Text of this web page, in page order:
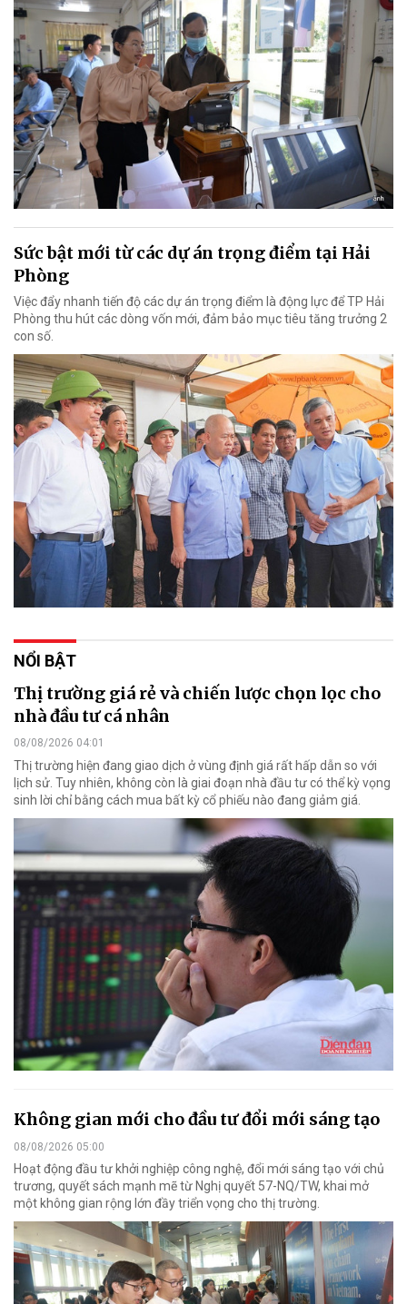
Sức bật mới từ các dự án trọng điểm tại Hải
Phòng
Việc đẩy nhanh tiến độ các dự án trọng điểm là động lực để TP Hải
Phòng thu hút các dòng vốn mới, đảm bảo mục tiêu tăng trưởng 2
con số.
NỔI BẬT
Thị trường giá rẻ và chiến lược chọn lọc cho
nhà đầu tư cá nhân
08/08/2026 04:01
Thị trường hiện đang giao dịch ở vùng định giá rất hấp dẫn so với
lịch sử. Tuy nhiên, không còn là giai đoạn nhà đầu tư có thể kỳ vọng
sinh lời chỉ bằng cách mua bất kỳ cổ phiếu nào đang giảm giá.
Không gian mới cho đầu tư đổi mới sáng tạo
08/08/2026 05:00
Hoạt động đầu tư khởi nghiệp công nghệ, đổi mới sáng tạo với chủ
trương, quyết sách mạnh mẽ từ Nghị quyết 57-NQ/TW, khai mở
một không gian rộng lớn đầy triển vọng cho thị trường.